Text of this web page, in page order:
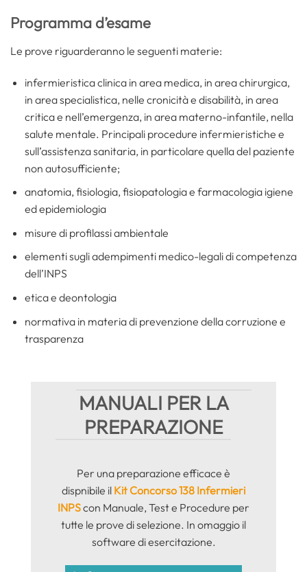
Programma d’esame
Le prove riguarderanno le seguenti materie:
infermieristica clinica in area medica, in area chirurgica,
in area specialistica, nelle cronicità e disabilità, in area
critica e nell’emergenza, in area materno-infantile, nella
salute mentale. Principali procedure infermieristiche e
sull’assistenza sanitaria, in particolare quella del paziente
non autosufficiente;
anatomia, fisiologia, fisiopatologia e farmacologia igiene
ed epidemiologia
misure di profilassi ambientale
elementi sugli adempimenti medico-legali di competenza
dell’INPS
etica e deontologia
normativa in materia di prevenzione della corruzione e
trasparenza
MANUALI PER LA
PREPARAZIONE
Per una preparazione efficace è
dispnibile il Kit Concorso 138 Infermieri
INPScon Manuale, Test e Procedure per
tutte le prove di selezione. In omaggio il
software di esercitazione.